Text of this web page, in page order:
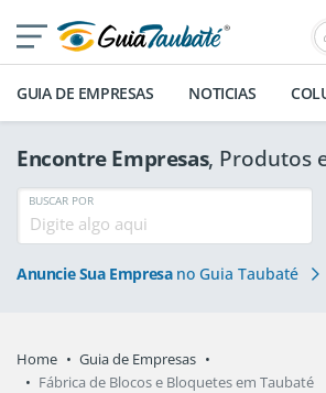
GUIA DE EMPRESAS NOTICIAS
Encontre Empresas, Produtos
BUSCAR POR
Anuncie Sua Empresano Guia Taubaté
Home
Guia de Empresas
Fábrica de Blocos e Bloquetes em Taubaté